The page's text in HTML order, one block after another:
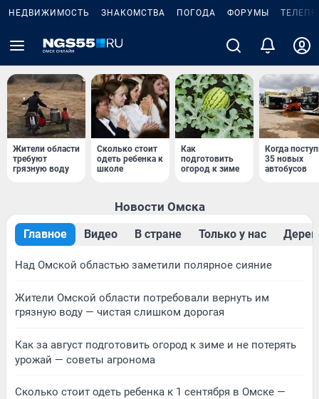
НЕДВИЖИМОСТЬ ЗНАКОМСТВА ПОГОДА ФОРУМЫ
Жители области
требуют
грязную воду
Сколько стоит
одеть ребенка к
школе
Как
подготовить
огород к зиме
Когда
35 новых
автобусов
Новости Омска
Главное Видео В стране Только у нас
Над Омской областью заметили полярное сияние
Жители Омской области потребовали вернуть им
грязную воду — чистая слишком дорогая
Как за август подготовить огород к зиме и не потерять
урожай — советы агронома
Сколько стоит одеть ребенка к 1 сентября в Омске —